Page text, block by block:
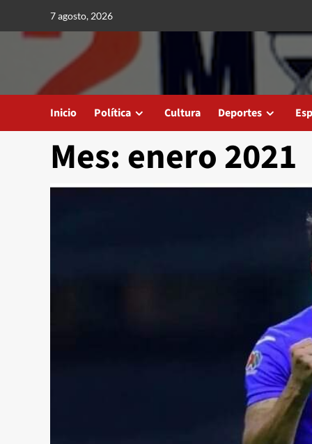
contenido
7 agosto, 2026
Inicio Política Cultura Deportes
Mes:enero 2021